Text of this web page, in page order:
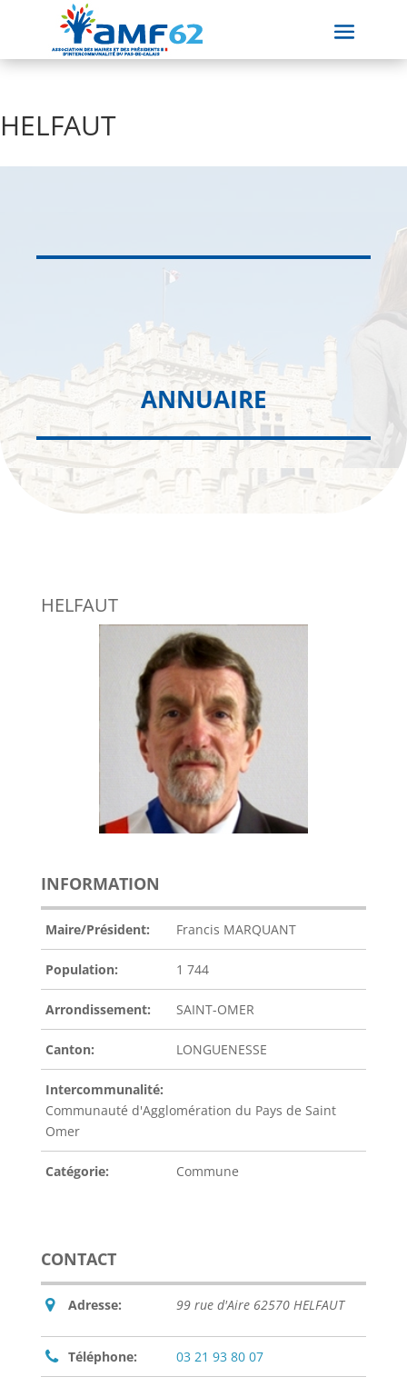
HELFAUT
ANNUAIRE
HELFAUT
INFORMATION
Maire/Président: Francis MARQUANT
Population: 1 744
Arrondissement: SAINT-OMER
Canton: LONGUENESSE
Intercommunalité:
Communauté d'Agglomération du Pays de Saint
Omer
Catégorie: Commune
CONTACT
Adresse: 99 rue d'Aire 62570 HELFAUT
Téléphone: 03 21 93 80 07